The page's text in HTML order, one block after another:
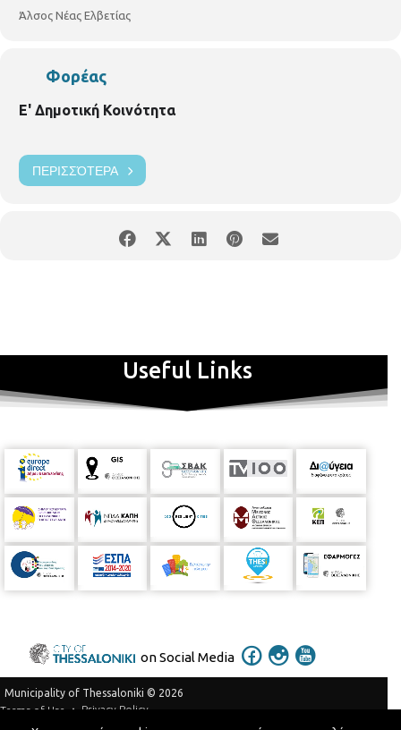
Άλσος Νέας Ελβετίας
Φορέας
Ε' Δημοτική Κοινότητα
ΠΕΡΙΣΣΌΤΕΡΑ
Useful Links
on Social Media
Municipality of Thessaloniki © 2026
Terms of Use
Privacy Policy